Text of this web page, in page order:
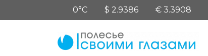
0°C $ 2.9386 € 3.3908